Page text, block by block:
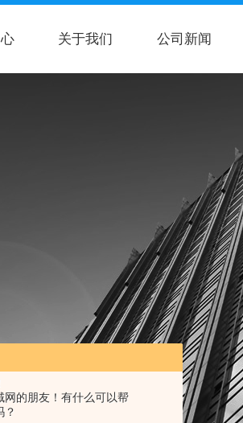
网的朋友！有什么可以帮
？
关于我们 公司新闻